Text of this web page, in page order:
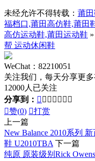
未经允许不得转载： 莆
福档口,莆田高仿鞋,莆田
高仿运动鞋,莆田运动鞋 »
帮 运动休闲鞋
WeChat：82210051
关注我们，每天分享更
12000人已关注
分享到：       
赞(0) 打赏
上一篇
New Balance 2010系列
鞋 U2010TBA 下一篇
纯原 原装级别Rick